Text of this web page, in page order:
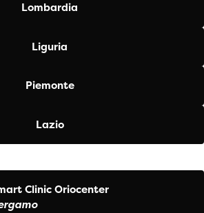
Lombardia
Liguria
Piemonte
Lazio
Clinic Oriocenter